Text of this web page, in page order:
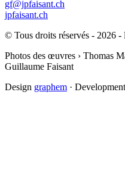
gf@jpfaisant.ch
jpfaisant.ch
© Tous droits réservés - 2026
Photos des œuvres › Thomas
Guillaume Faisant
Design graphem · Development